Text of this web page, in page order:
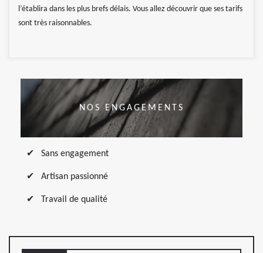
l’établira dans les plus brefs délais. Vous allez découvrir que ses tarifs
sont très raisonnables.
NOS ENGAGEMENTS
Sans engagement
Artisan passionné
Travail de qualité